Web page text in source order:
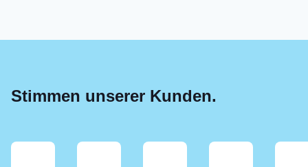
Stimmen unserer Kunden.